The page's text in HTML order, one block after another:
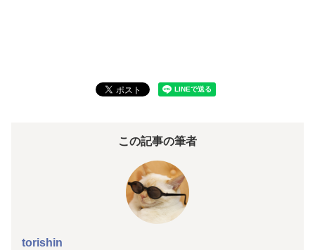
この記事の筆者
torishin